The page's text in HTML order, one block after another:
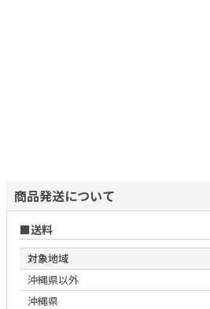
商品発送について
送料
対象地域
沖縄県以外
沖縄県